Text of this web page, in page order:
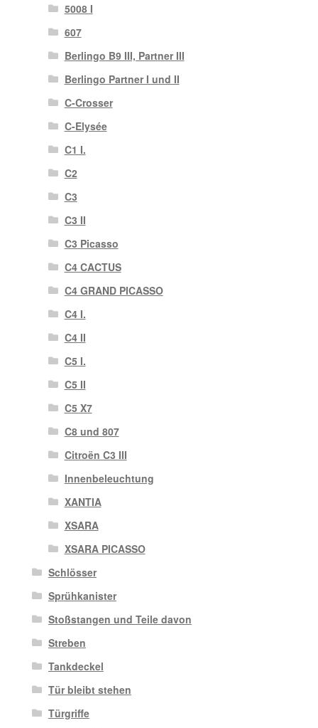
5008 I
607
Berlingo B9 III, Partner III
Berlingo Partner I und II
C-Crosser
C-Elysée
C1 I.
C2
C3
C3 II
C3 Picasso
C4 CACTUS
C4 GRAND PICASSO
C4 I.
C4 II
C5 I.
C5 II
C5 X7
C8 und 807
Citroën C3 III
Innenbeleuchtung
XANTIA
XSARA
XSARA PICASSO
Schlösser
Sprühkanister
Stoßstangen und Teile davon
Streben
Tankdeckel
Tür bleibt stehen
Türgriffe